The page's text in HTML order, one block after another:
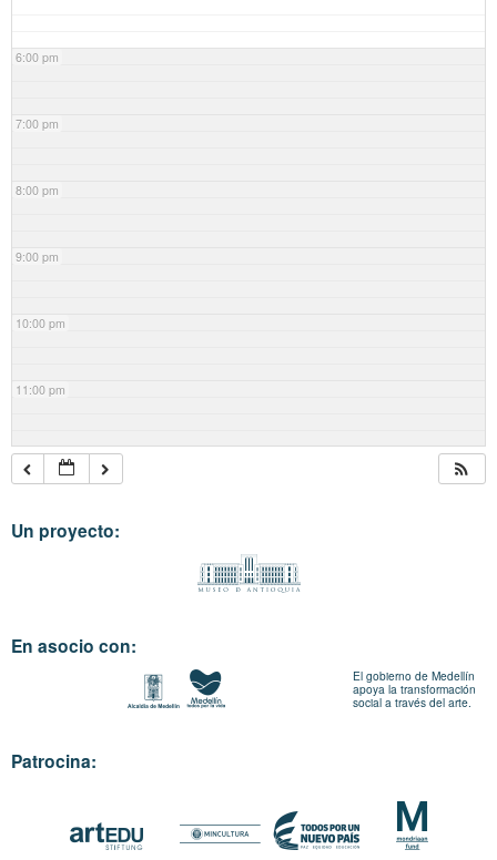
6:00 pm
7:00 pm
8:00 pm
9:00 pm
10:00 pm
11:00 pm
Un proyecto:
En asocio con:
El gobierno de Medellín
apoya la transformación
social a través del arte.
Patrocina: